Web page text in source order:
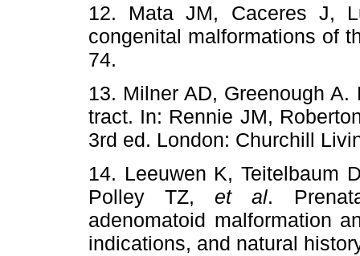
12. Mata JM, Caceres J,
congenital malformations of
74.
13. Milner AD, Greenough
tract. In: Rennie JM,
3rd ed. London: Churchill
14. Leeuwen K, Teitelbaum
Polley TZ,et al.
adenomatoid malformation
indications, and natural